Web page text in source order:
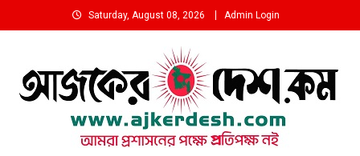
to
Saturday, August 08, 2026 Admin Login